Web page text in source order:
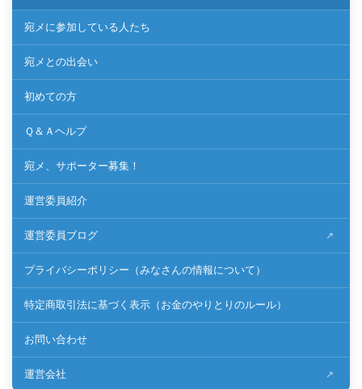
宛メに参加している人たち
宛メとの出会い
初めての方
Ｑ＆Ａヘルプ
宛メ、サポーター募集！
運営委員紹介
運営委員ブログ
プライバシーポリシー（みなさんの情報について）
特定商取引法に基づく表示（お金のやりとりのルール）
お問い合わせ
運営会社